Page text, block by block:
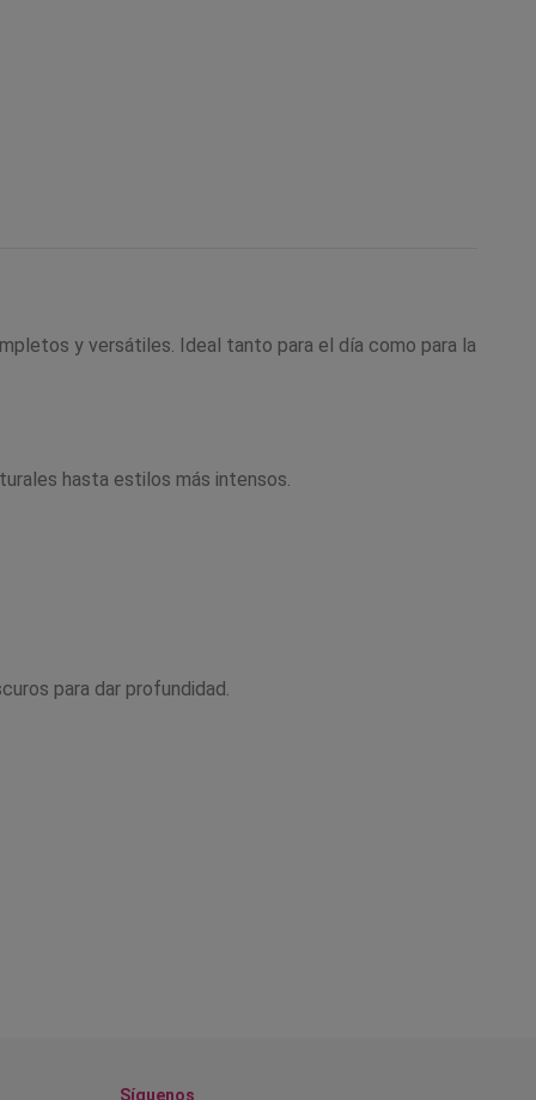
y versátiles. Ideal tanto para el día como para la
hasta estilos más intensos.
para dar profundidad.
Síguenos